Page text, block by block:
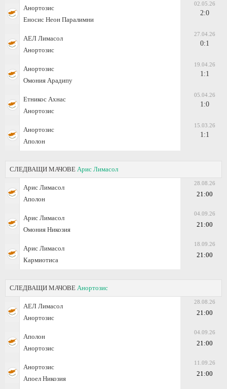
Анортозис
Еносис Неон Паралимни
02.05.26
2:0
АЕЛ Лимасол
Анортозис
27.04.26
0:1
Анортозис
Омония Арадипу
19.04.26
1:1
Етникос Ахнас
Анортозис
05.04.26
1:0
Анортозис
Аполон
15.03.26
1:1
СЛЕДВАЩИ МАЧОВЕ Арис Лимасол
Арис Лимасол
Аполон
28.08.26
21:00
Арис Лимасол
Омония Никозия
04.09.26
21:00
Арис Лимасол
Кармиотиса
18.09.26
21:00
СЛЕДВАЩИ МАЧОВЕ Анортозис
АЕЛ Лимасол
Анортозис
28.08.26
21:00
Аполон
Анортозис
04.09.26
21:00
Анортозис
Апоел Никозия
11.09.26
21:00